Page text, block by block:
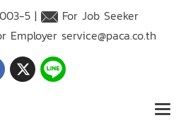
5 |
For Job Seeker
Employer service@paca.co.th